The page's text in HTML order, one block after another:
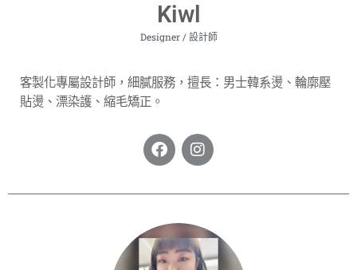
Kiwl
Designer / 設計師
客製化專屬設計師，細膩服務，擅長：男士韓系燙、輪廓壓
貼燙、 漂染護、 縮毛矯正。